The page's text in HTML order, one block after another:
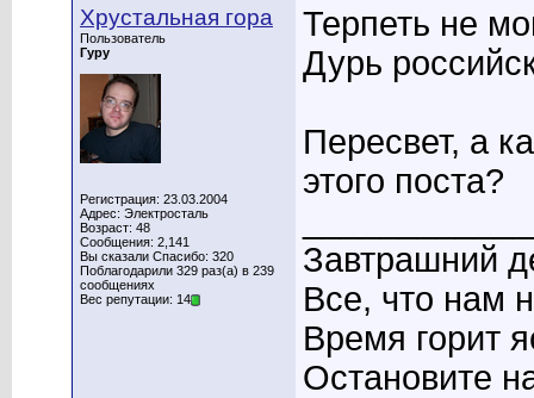
Хрустальная гора
Пользователь
Гуру
Регистрация: 23.03.2004
Адрес: Электросталь
Возраст: 48
Сообщения: 2,141
Вы сказали Спасибо: 320
Поблагодарили 329 раз(а) в 239
сообщениях
Вес репутации: 14
Терпеть не
Дурь
Пересвет, а
этого поста?
Завтрашний
Все, что нам
Время горит
Остановите